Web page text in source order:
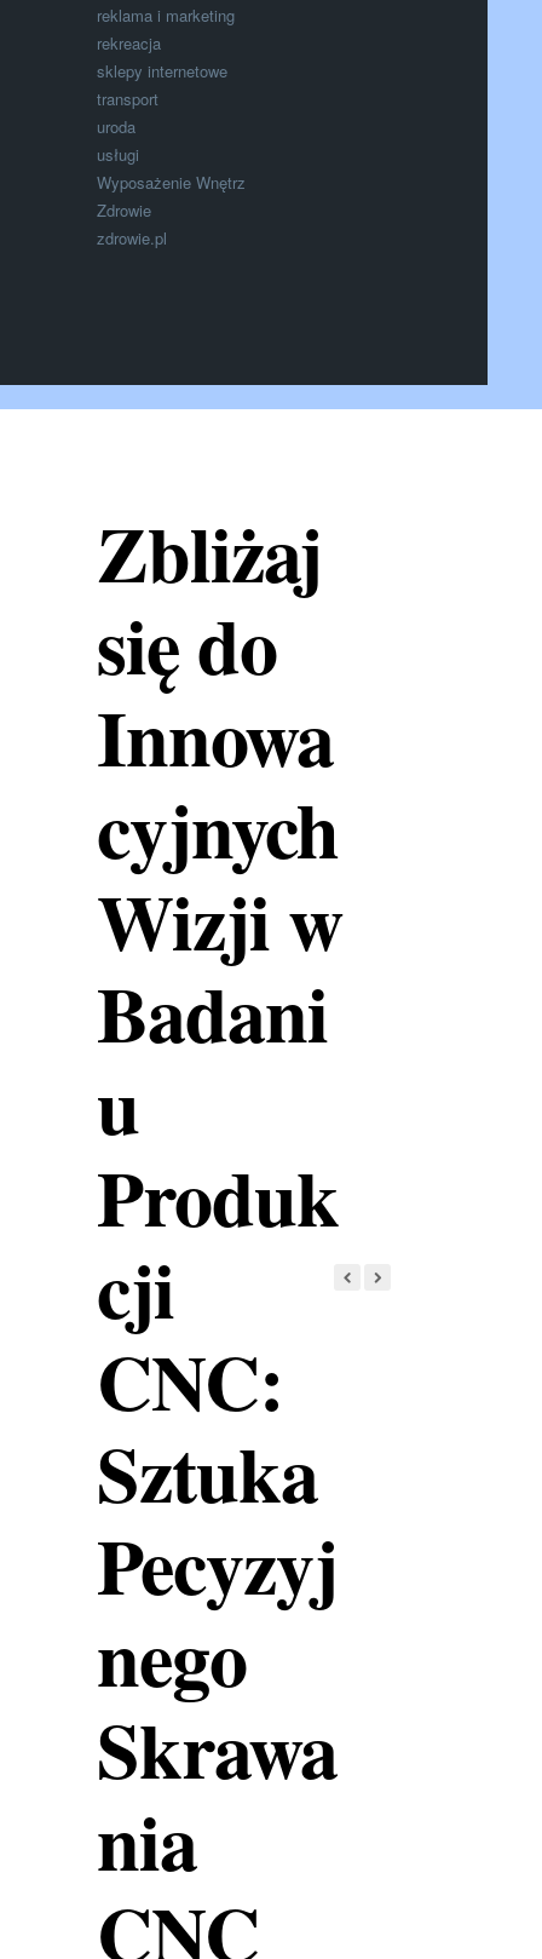
reklama i marketing
rekreacja
sklepy internetowe
transport
uroda
usługi
Wyposażenie Wnętrz
Zdrowie
zdrowie.pl
Zbliżaj
się do
Innowa
cyjnych
Wizji w
Badani
u
Produk
cji
CNC:
Sztuka
Pecyzyj
nego
Skrawa
nia
CNC